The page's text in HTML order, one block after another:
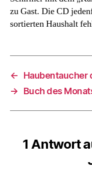
zu Gast. Die CD
sortierten Haushalt
←
Haubentaucher
→
Buch des
1 Antwort